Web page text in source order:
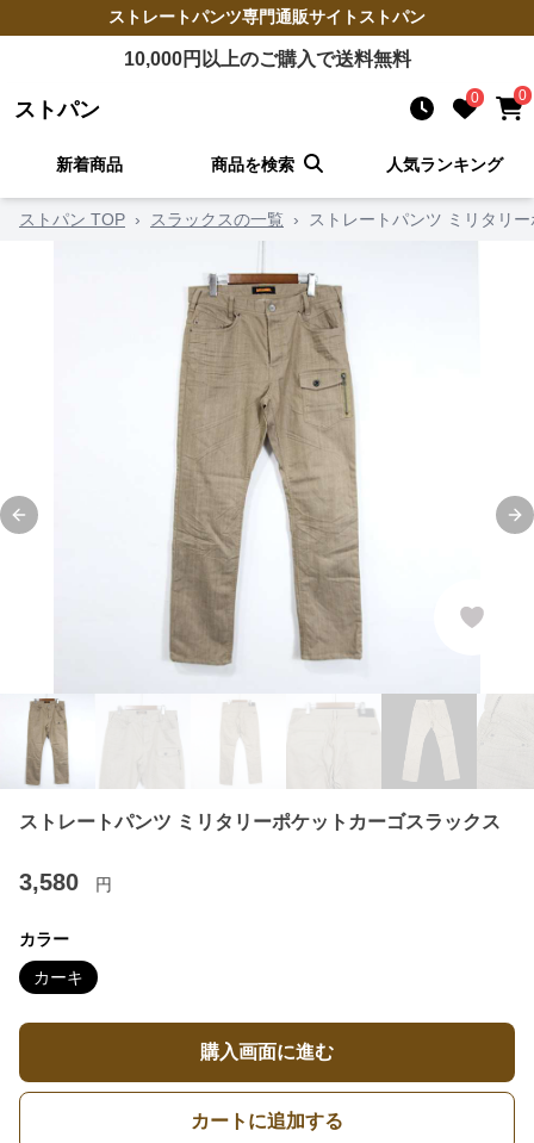
ストレートパンツ専門通販サイト ストパン
10,000円以上のご購入で送料無料
ストパン 0 0
新着商品 商品を検索 人気ランキング
ストパン TOP › スラックスの一覧 › ストレートパンツ ミリタリ
Previous slide
ストレートパンツ ミリタリーポケットカーゴスラックス
3,580 円
カラー
カーキ
購入画面に進む
カートに追加する